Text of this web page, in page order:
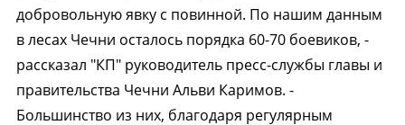
добровольную явку с повинной. По нашим данным
в лесах Чечни осталось порядка 60-70 боевиков, -
рассказал "КП" руководитель пресс-службы главы и
правительства Чечни Альви Каримов. -
Большинство из них, благодаря регулярным